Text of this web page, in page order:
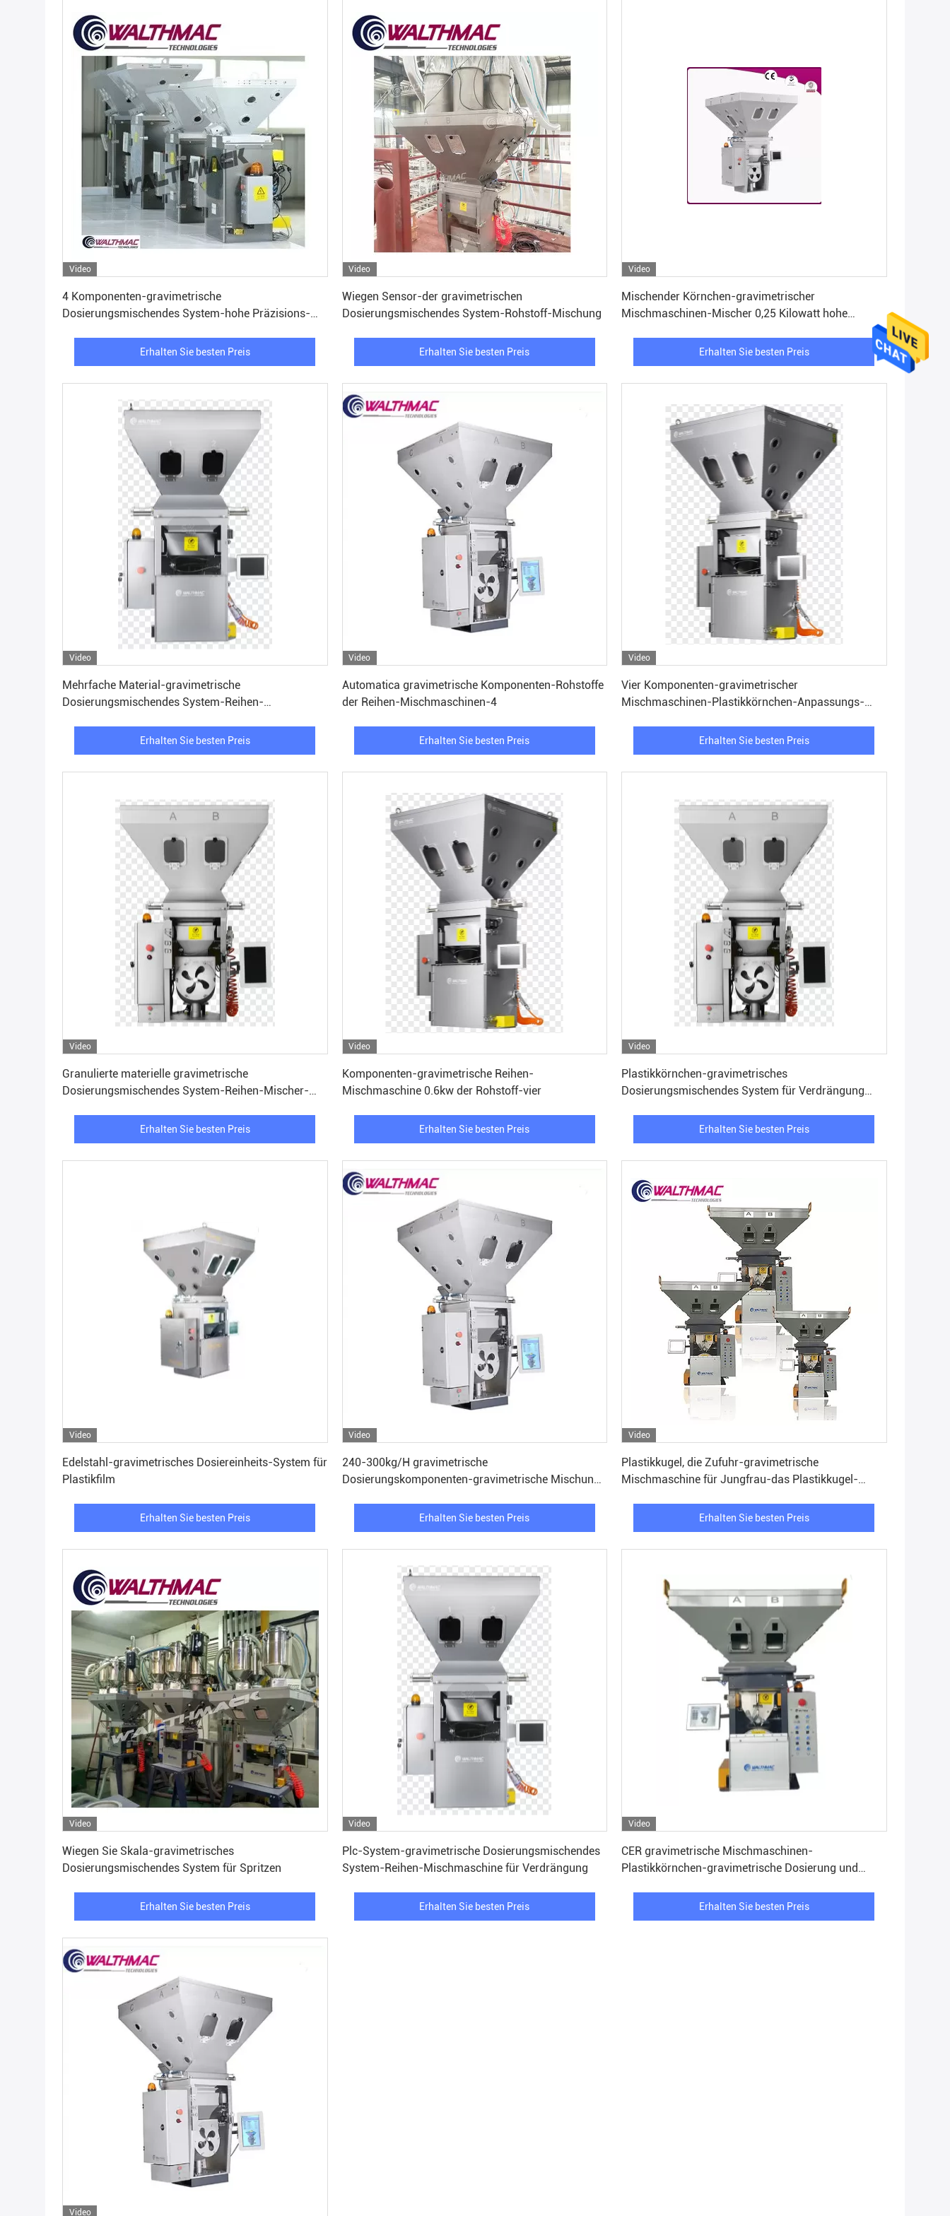
Video
4 Komponenten-gravimetrische
Dosierungsmischendes System-hohe Präzisions-
Erhalten Sie besten Preis
Video
Wiegen Sensor-der gravimetrischen
Dosierungsmischendes System-Rohstoff-Mischung
Erhalten Sie besten Preis
Video
Mischender Körnchen-gravimetrischer
Mischmaschinen-Mischer 0,25 Kilowatt hohe
Erhalten Sie besten Preis
Video
Mehrfache Material-gravimetrische
Dosierungsmischendes System-Reihen-
Erhalten Sie besten Preis
Video
Automatica gravimetrische Komponenten-Rohstoffe
der Reihen-Mischmaschinen-4
Erhalten Sie besten Preis
Video
Vier Komponenten-gravimetrischer
Mischmaschinen-Plastikkörnchen-Anpassungs-
Erhalten Sie besten Preis
Video
Granulierte materielle gravimetrische
Dosierungsmischendes System-Reihen-Mischer-
Erhalten Sie besten Preis
Video
Komponenten-gravimetrische Reihen-
Mischmaschine 0.6kw der Rohstoff-vier
Erhalten Sie besten Preis
Video
Plastikkörnchen-gravimetrisches
Dosierungsmischendes System für Verdrängung
Erhalten Sie besten Preis
Video
Edelstahl-gravimetrisches Dosiereinheits-System für
Plastikfilm
Erhalten Sie besten Preis
Video
240-300kg/H gravimetrische
Dosierungskomponenten-gravimetrische Mischung
Erhalten Sie besten Preis
Video
Plastikkugel, die Zufuhr-gravimetrische
Mischmaschine für Jungfrau-das Plastikkugel-
Erhalten Sie besten Preis
Video
Wiegen Sie Skala-gravimetrisches
Dosierungsmischendes System für Spritzen
Erhalten Sie besten Preis
Video
Plc-System-gravimetrische Dosierungsmischendes
System-Reihen-Mischmaschine für Verdrängung
Erhalten Sie besten Preis
Video
CER gravimetrische Mischmaschinen-
Plastikkörnchen-gravimetrische Dosierung und
Erhalten Sie besten Preis
Video